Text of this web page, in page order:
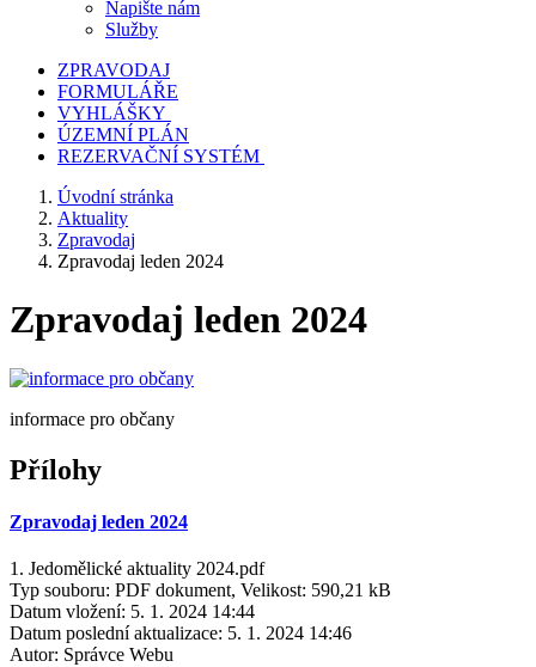
Napište nám
Služby
ZPRAVODAJ
FORMULÁŘE
VYHLÁŠKY
ÚZEMNÍ PLÁN
REZERVAČNÍ SYSTÉM
Úvodní stránka
Aktuality
Zpravodaj
Zpravodaj leden 2024
Zpravodaj leden 2024
informace pro občany
Přílohy
Zpravodaj leden 2024
1. Jedomělické aktuality 2024.pdf
Typ souboru: PDF dokument, Velikost: 590,21 kB
Datum vložení: 5. 1. 2024 14:44
Datum poslední aktualizace: 5. 1. 2024 14:46
Autor: Správce Webu